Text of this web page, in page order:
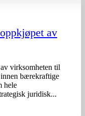
av
virksomheten til
bærekraftige
hele
juridisk...